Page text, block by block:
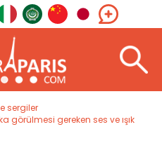
sergiler
görülmesi gereken ses ve ışık